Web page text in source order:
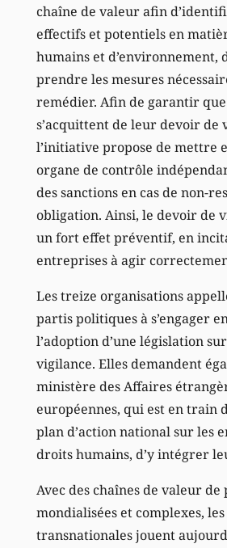
chaîne de valeur afin
effectifs et potentiels en
humains et d’environnement,
prendre les mesures
remédier. Afin de garantir
s’acquittent de leur devoir de
l’initiative propose de mettre
organe de contrôle
des sanctions en cas de non-
obligation. Ainsi, le devoir de
un fort effet préventif, en
entreprises à agir
Les treize organisations
partis politiques à s’engager
l’adoption d’une législation
vigilance. Elles demandent
ministère des Affaires
européennes, qui est en train
plan d’action national sur les
droits humains, d’y intégrer
Avec des chaînes de valeur de
mondialisées et complexes,
transnationales jouent